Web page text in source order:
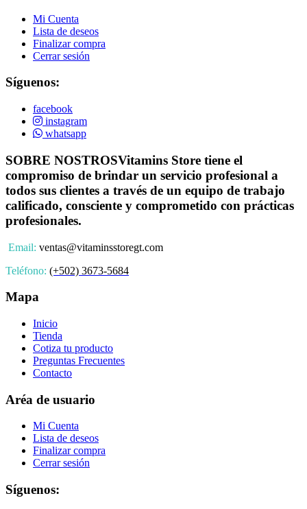
Mi Cuenta
Lista de deseos
Finalizar compra
Cerrar sesión
Síguenos:
facebook
instagram
whatsapp
SOBRE NOSTROSVitamins Store tiene el
compromiso de brindar un servicio profesional a
todos sus clientes a través de un equipo de trabajo
calificado, consciente y comprometido con prácticas
profesionales.
Email: ventas@vitaminsstoregt.com
Teléfono: (+502) 3673-5684
Mapa
Inicio
Tienda
Cotiza tu producto
Preguntas Frecuentes
Contacto
Aréa de usuario
Mi Cuenta
Lista de deseos
Finalizar compra
Cerrar sesión
Síguenos: